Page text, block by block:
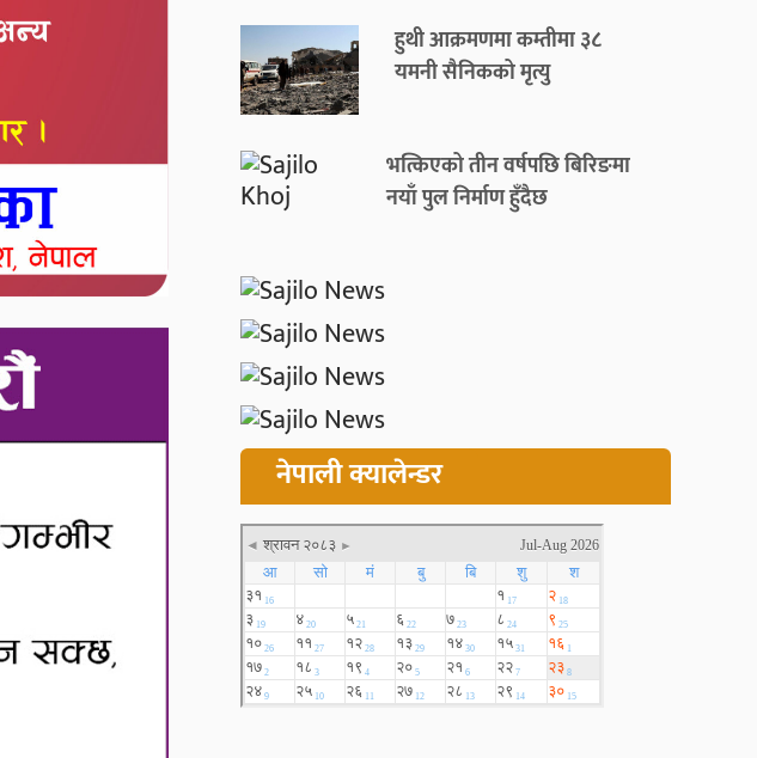
हुथी आक्रमणमा कम्तीमा ३८
यमनी सैनिकको मृत्यु
भत्किएको तीन वर्षपछि बिरिङमा
नयाँ पुल निर्माण हुँदैछ
नेपाली क्यालेन्डर